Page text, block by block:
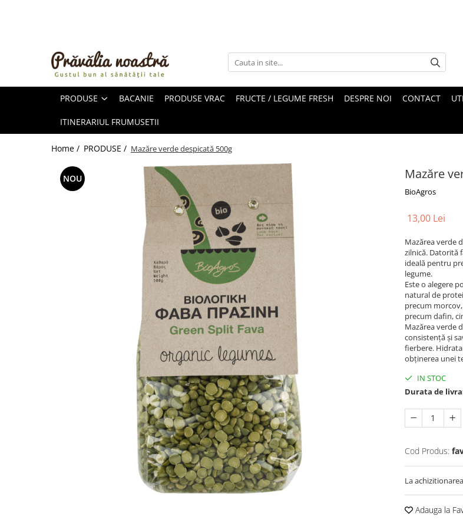
ULEIURI ȘI UNTURI
FRUCTE DESHIDRATATE
FRUCTE LA CONSERVĂ
OȚETURI ȘI SOSURI
PRODUSE BACANIE PRODUSE VRAC FRUCTE / LEGUME FRESH DESPRE NOI CONTACT
ITINERARIUL FRUMUSETII
Home / PRODUSE / Mazăre verde despicată 500g
Mazăre
BioAgros
NOU
13,00 Lei
Mazărea verde
zilnică. Datorită
ideală pentru
legume.
Este o alegere
natural de
precum
precum dafin,
Mazărea verde
consistență și
fierbere.
obținerea unei
IN STOC
Durata de
Cod Produs:
La
Adauga la